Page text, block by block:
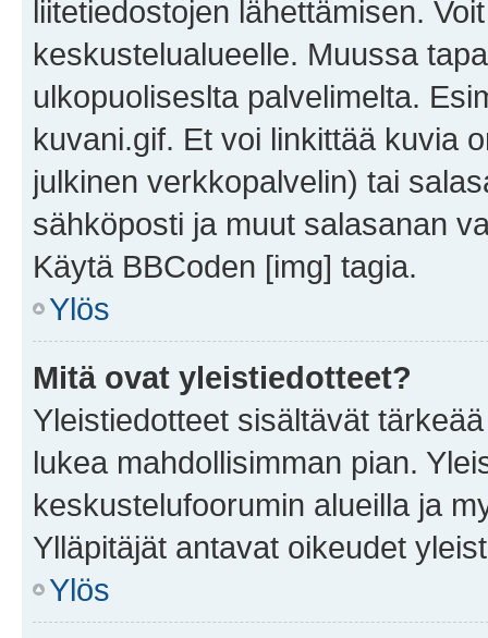
liitetiedostojen lähettämisen.
keskustelualueelle. Muussa
ulkopuoliseslta palvelimelta.
kuvani.gif. Et voi linkittää kuvia
julkinen verkkopalvelin) tai
sähköposti ja muut salasanan
Käytä BBCoden [img] tagia.
Ylös
Mitä ovat yleistiedotteet?
Yleistiedotteet sisältävät
lukea mahdollisimman pian.
keskustelufoorumin alueilla ja
Ylläpitäjät antavat oikeudet
Ylös